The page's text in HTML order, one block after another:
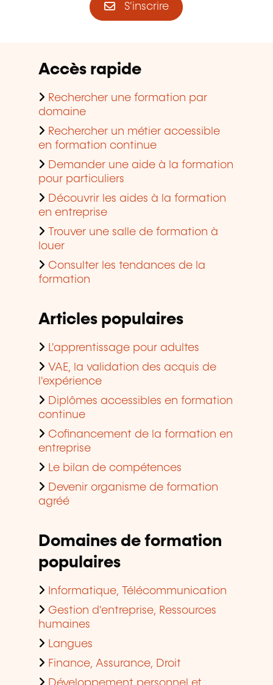
S'inscrire
Accès rapide
Rechercher une formation par
domaine
Rechercher un métier accessible
en formation continue
Demander une aide à la formation
pour particuliers
Découvrir les aides à la formation
en entreprise
Trouver une salle de formation à
louer
Consulter les tendances de la
formation
Articles populaires
L'apprentissage pour adultes
VAE, la validation des acquis de
l'expérience
Diplômes accessibles en formation
continue
Cofinancement de la formation en
entreprise
Le bilan de compétences
Devenir organisme de formation
agréé
Domaines de formation
populaires
Informatique, Télécommunication
Gestion d'entreprise, Ressources
humaines
Langues
Finance, Assurance, Droit